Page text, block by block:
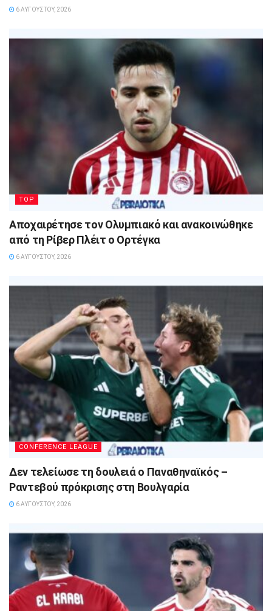
6 ΑΥΓΟΎΣΤΟΥ, 2026
TOP
Αποχαιρέτησε τον Ολυμπιακό και ανακοινώθηκε
από τη Ρίβερ Πλέιτ ο Ορτέγκα
6 ΑΥΓΟΎΣΤΟΥ, 2026
CONFERENCE LEAGUE
Δεν τελείωσε τη δουλειά ο Παναθηναϊκός –
Ραντεβού πρόκρισης στη Βουλγαρία
6 ΑΥΓΟΎΣΤΟΥ, 2026